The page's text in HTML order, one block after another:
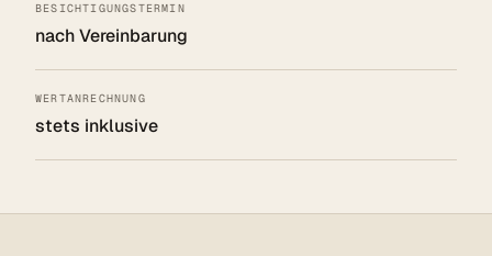
BESICHTIGUNGSTERMIN
nach Vereinbarung
WERTANRECHNUNG
stets inklusive